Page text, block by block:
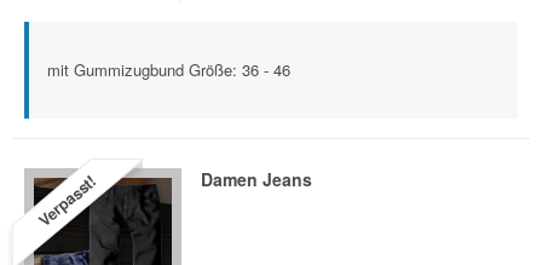
mit Gummizugbund Größe: 36 - 46
Verpasst! Damen Jeans